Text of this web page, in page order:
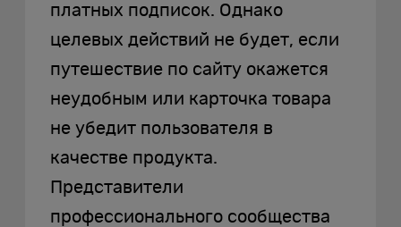
платных подписок. Однако
целевых действий не будет, если
путешествие по сайту окажется
неудобным или карточка товара
не убедит пользователя в
качестве продукта.
Представители
профессионального сообщества